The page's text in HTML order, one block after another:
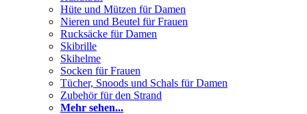
Hüte und Mützen für Damen
Nieren und Beutel für Frauen
Rucksäcke für Damen
Skibrille
Skihelme
Socken für Frauen
Tücher, Snoods und Schals für Damen
Zubehör für den Strand
Mehr sehen...